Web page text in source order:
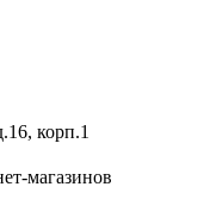
корп.1
магазинов